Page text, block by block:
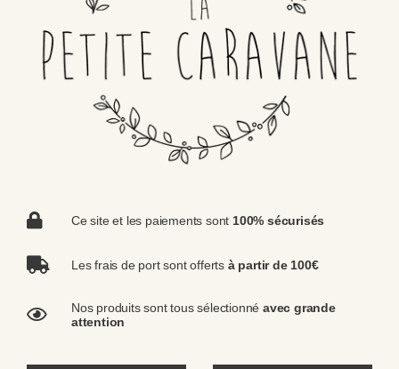
Ce site et les paiements sont 100% sécurisés
Les frais de port sont offerts à partir de 100€
Nos produits sont tous sélectionné avec grande
attention